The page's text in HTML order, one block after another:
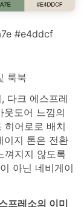
#e4ddcf
룩북
다크 에스프레
웃도어 느낌의
히어로로 배치
이지 톤은 전환
껴지지 않도록
아닌 네비게이
프레소의 이미